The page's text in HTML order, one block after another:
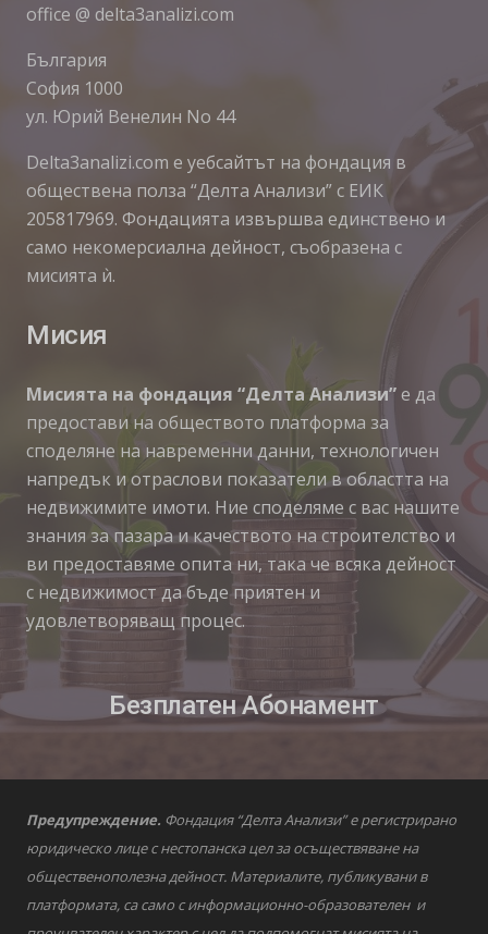
office @ delta3analizi.com
България
София 1000
ул. Юрий Венелин No 44
Delta3analizi.com e уебсайтът на фондация в
обществена полза “Делта Анализи” с ЕИК
205817969. Фондацията извършва единствено и
само некомерсиална дейност, съобразена с
мисията ѝ.
Мисия
Мисията на фондация “Делта Анализи”е да
предостави на обществото платформа за
споделяне на навременни данни, технологичен
напредък и отраслови показатели в областта на
недвижимите имоти. Ние споделяме с вас нашите
знания за пазара и качеството на строителство и
ви предоставяме опита ни, така че всяка дейност
с недвижимост да бъде приятен и
удовлетворяващ процес.
Безплатен Абонамент
Предупреждение. Фондация “Делта Анализи” е регистрирано
юридическо лице с нестопанска цел за осъществяване на
общественополезна дейност. Материалите, публикувани в
платформата, са само с информационно-образователен и